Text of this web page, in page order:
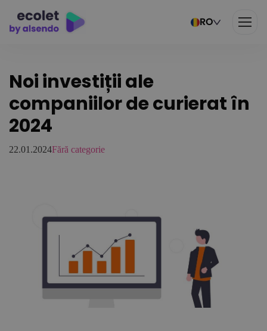
RO
Noi investiții ale
companiilor de curierat în
2024
22.01.2024Fără categorie